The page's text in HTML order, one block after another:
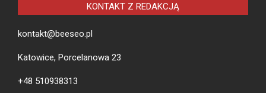
KONTAKT Z REDAKCJĄ
kontakt@beeseo.pl
Katowice, Porcelanowa 23
+48 510938313